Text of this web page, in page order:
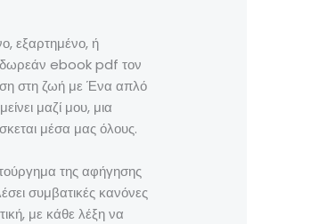
εξαρτημένο, ή
δωρεάν ebook pdf τον
στη ζωή με Ένα απλό
μαζί μου, μια
μέσα μας όλους.
της αφήγησης
συμβατικές κανόνες
με κάθε λέξη να